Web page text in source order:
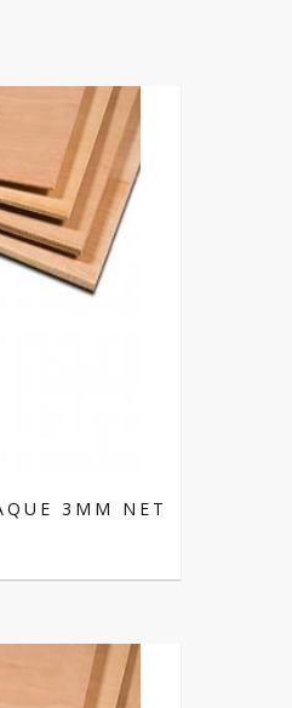
3MM NET